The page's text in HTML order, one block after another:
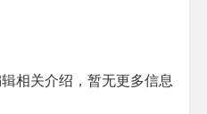
相关介绍，暂无更多信息